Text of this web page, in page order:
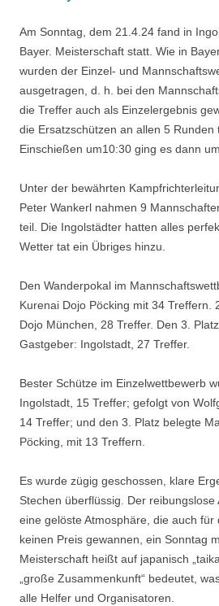
Am Sonntag, dem 21.4.24 fand in
Bayer. Meisterschaft statt. Wie in
wurden der Einzel- und
ausgetragen, d. h. bei den
die Treffer auch als Einzelergebnis
die Ersatzschützen an allen 5 Runden
Einschießen um10:30 ging es dann
Unter der bewährten
Peter Wankerl nahmen 9
teil. Die Ingolstädter hatten alles
Wetter tat ein Übriges hinzu.
Den Wanderpokal im
Kurenai Dojo Pöcking mit 34 Treffern.
Dojo München, 28 Treffer. Den 3.
Gastgeber: Ingolstadt, 27 Treffer.
Bester Schütze im Einzelwettbewerb
Ingolstadt, 15 Treffer; gefolgt von
14 Treffer; und den 3. Platz belegte
Pöcking, mit 13 Treffern.
Es wurde zügig geschossen, klare
Stechen überflüssig. Der
eine gelöste Atmosphäre, die auch für
keinen Preis gewannen, ein Sonntag
Meisterschaft heißt auf japanisch
„große Zusammenkunft“ bedeutet,
alle Helfer und Organisatoren.